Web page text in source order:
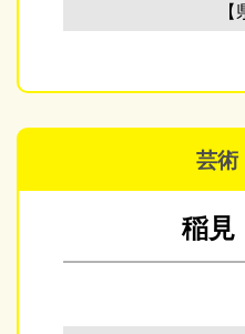
芸術
稲